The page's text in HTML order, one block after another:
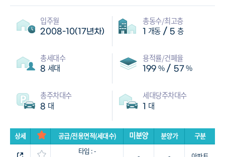
입주월
2008-10(17년차)
총동수/최고층
1 개동 / 5 층
총세대수
8 세대
용적률/건폐율
199 % / 57%
총주차대수
8 대
세대당주차대수
1 대
상세 공급/전용면적(세대수) 미분양 분양가
구분
타입 : -